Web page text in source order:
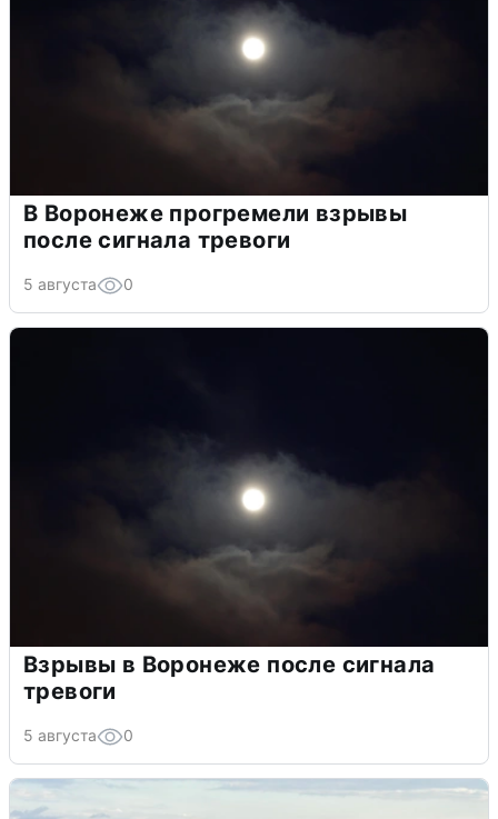
В Воронеже прогремели взрывы
после сигнала тревоги
5 августа 0
Взрывы в Воронеже после сигнала
тревоги
5 августа 0